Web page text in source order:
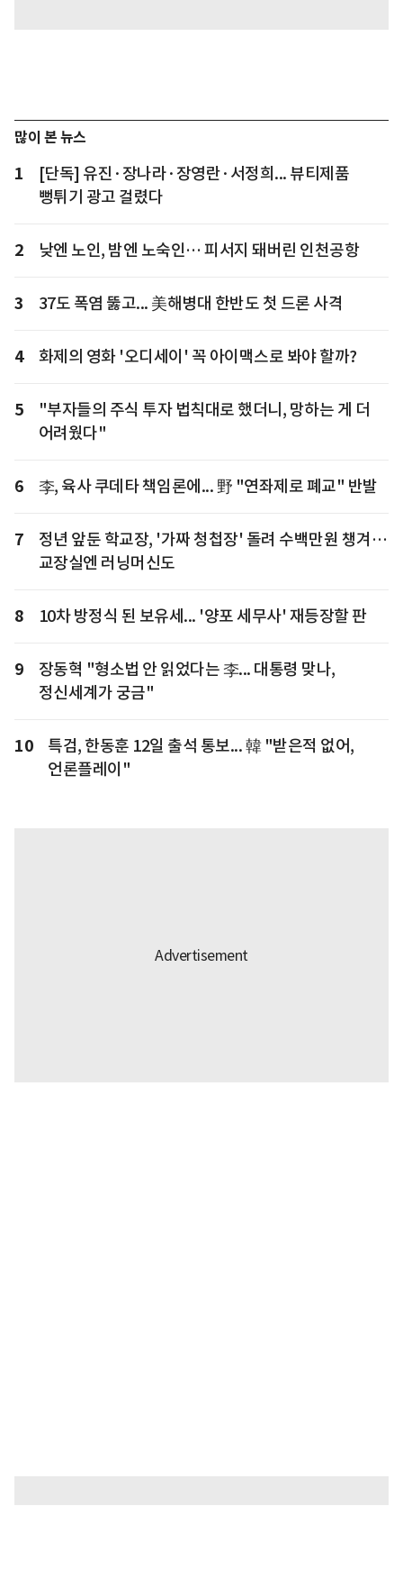
많이 본 뉴스
1
[단독] 유진·장나라·장영란·서정희... 뷰티제품
뻥튀기 광고 걸렸다
2 낮엔 노인, 밤엔 노숙인… 피서지 돼버린 인천공항
3 37도 폭염 뚫고... 美해병대 한반도 첫 드론 사격
4 화제의 영화 '오디세이' 꼭 아이맥스로 봐야 할까?
5
"부자들의 주식 투자 법칙대로 했더니, 망하는 게 더
어려웠다"
6 李, 육사 쿠데타 책임론에... 野 "연좌제로 폐교" 반발
7
정년 앞둔 학교장, '가짜 청첩장' 돌려 수백만원 챙겨…
교장실엔 러닝머신도
8 10차 방정식 된 보유세... '양포 세무사' 재등장할 판
9
장동혁 "형소법 안 읽었다는 李... 대통령 맞나,
정신세계가 궁금"
10
특검, 한동훈 12일 출석 통보... 韓 "받은적 없어,
언론플레이"